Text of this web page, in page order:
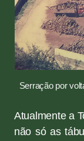
Serração por
Atualmente a
não só as